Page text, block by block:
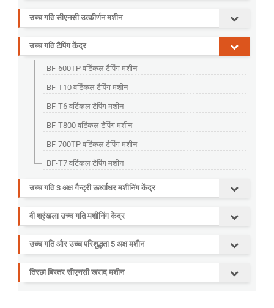
उच्च गति सीएनसी उत्कीर्णन मशीन
उच्च गति टैपिंग केंद्र
BF-600TP वर्टिकल टैपिंग मशीन
BF-T10 वर्टिकल टैपिंग मशीन
BF-T6 वर्टिकल टैपिंग मशीन
BF-T800 वर्टिकल टैपिंग मशीन
BF-700TP वर्टिकल टैपिंग मशीन
BF-T7 वर्टिकल टैपिंग मशीन
उच्च गति 3 अक्ष गैन्ट्री ऊर्ध्वाधर मशीनिंग केंद्र
वी श्रृंखला उच्च गति मशीनिंग केंद्र
उच्च गति और उच्च परिशुद्धता 5 अक्ष मशीन
तिरछा बिस्तर सीएनसी खराद मशीन